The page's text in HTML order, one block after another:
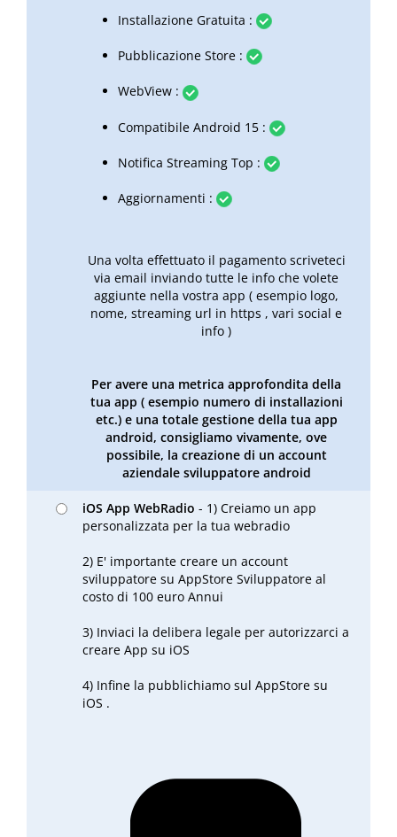
Installazione Gratuita :
Pubblicazione Store :
WebView :
Compatibile Android 15 :
Notifica Streaming Top :
Aggiornamenti :
Una volta effettuato il pagamento scriveteci
via email inviando tutte le info che volete
aggiunte nella vostra app ( esempio logo,
nome, streaming url in https , vari social e
info )
Per avere una metrica approfondita della
tua app ( esempio numero di installazioni
etc.) e una totale gestione della tua app
android, consigliamo vivamente, ove
possibile, la creazione di un account
aziendale sviluppatore android
iOS App WebRadio - 1) Creiamo un app
personalizzata per la tua webradio
2) E' importante creare un account
sviluppatore su AppStore Sviluppatore al
costo di 100 euro Annui
3) Inviaci la delibera legale per autorizzarci a
creare App su iOS
4) Infine la pubblichiamo sul AppStore su
iOS .